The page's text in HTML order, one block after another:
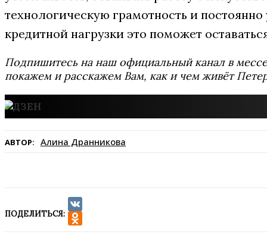
технологическую грамотность и
кредитной нагрузки это поможет
Подпишитесь на наш официальный канал в
покажем и расскажем Вам, как и чем живёт
АВТОР: Алина Дранникова
ПОДЕЛИТЬСЯ:
VK